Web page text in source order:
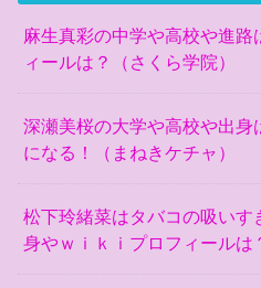
麻生真彩の中学や高校や進路
ィールは？（さくら学院）
深瀬美桜の大学や高校や出
になる！（まねきケチャ）
松下玲緒菜はタバコの吸いす
身やｗｉｋｉプロフィールは